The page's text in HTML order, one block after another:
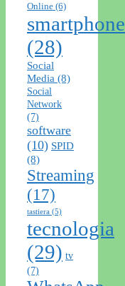
Online (6)
smartphone
(28)
Social
Media (8)
Social
Network
(7)
software
(10) SPID
(8)
Streaming
(17)
tastiera (5)
tecnologia
(29) tv
(7)